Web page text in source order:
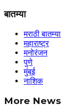
बातम्या
मराठी बातम्या
महाराष्ट्र
मनोरंजन
पुणे
मुंबई
नाशिक
More News